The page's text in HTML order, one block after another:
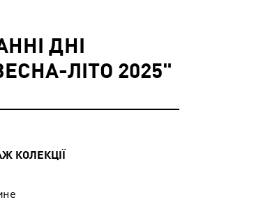
ДНІ
ЛІТО 2025"
КОЛЕКЦІЇ